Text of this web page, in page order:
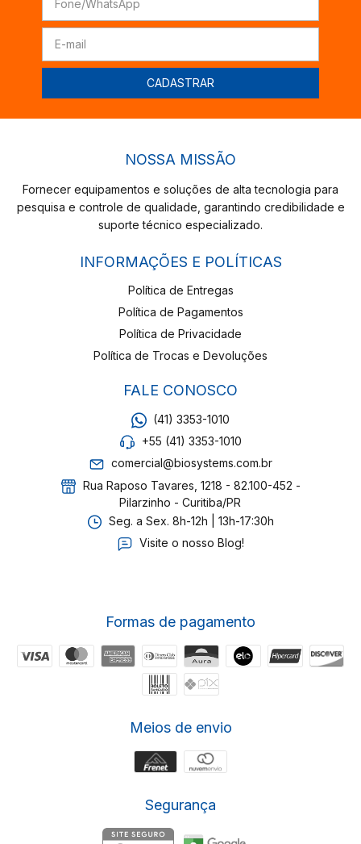
NOSSA MISSÃO
Fornecer equipamentos e soluções de alta tecnologia para
pesquisa e controle de qualidade, garantindo credibilidade e
suporte técnico especializado.
INFORMAÇÕES E POLÍTICAS
Política de Entregas
Política de Pagamentos
Política de Privacidade
Política de Trocas e Devoluções
FALE CONOSCO
(41) 3353-1010
+55 (41) 3353-1010
comercial@biosystems.com.br
Rua Raposo Tavares, 1218 - 82.100-452 -
Pilarzinho - Curitiba/PR
Seg. a Sex. 8h-12h | 13h-17:30h
Visite o nosso Blog!
Formas de pagamento
Meios de envio
Segurança